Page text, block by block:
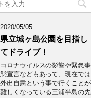
2020/05/05
県立城ヶ島公園を目指し
てドライブ！
コロナウイルスの影響や緊急事
態宣言などもあって、現在では
外出自粛という事で行くことが
難しくなっている三浦半島の先